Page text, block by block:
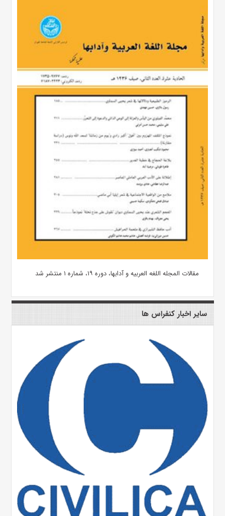
مقالات المجله اللغه العربیه و آدابها، دوره ۱۹، شماره ۱ منتشر شد
سایر اخبار کنفراس ها